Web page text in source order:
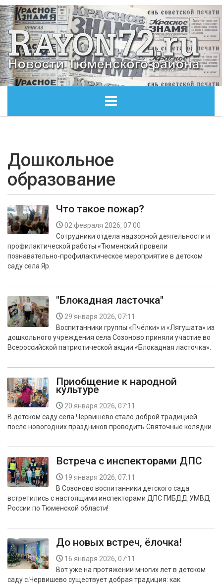
ОБЩЕСТВО
ЭКОНОМИКА
БЕЗОПАСНОСТЬ
СПОРТ
Дошкольное
образование
Что такое пожар?
02 февраля 2026, 07:00
Сотрудники отдела надзорной деятельности и
профилактической работы «Тюменский провели
познавательно-профилактическое мероприятие в детском
саду села Яр.
"Блокадная ласточка"
29 января 2026, 07:11
Воспитанники группы «Пчёлки» и «Лягушата» из
дошкольного учреждения села Созоново приняли участие во
Всероссийской патриотической акции «Блокадная ласточка».
Приобщение к народной
культуре
20 января 2026, 07:11
В детском саду села Червишево стало доброй традицией
после новогодних праздников проводить Святочные колядки.
Встреча с инспекторами ДПС
19 января 2026, 07:11
В Созоново воспитанники детского сада
встретились с настоящими инспекторами ДПС ГИБДД УМВД
России по Тюменской области!
До новых встреч, ёлочка!
16 января 2026, 07:11
Вот уже на протяжении многих лет в детском
саду с.Червишево существует добрая традиция: как